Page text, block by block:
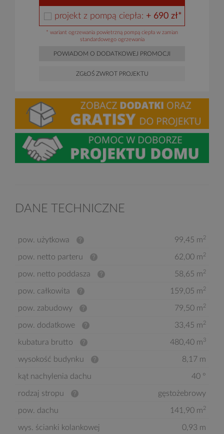
projekt z pompą ciepła: + 690 zł*
* wariant ogrzewania powietrzną pompą ciepła w zamian
standardowego ogrzewania
POWIADOM O DODATKOWEJ PROMOCJI
ZGŁOŚ ZWROT PROJEKTU
DANE TECHNICZNE
pow. użytkowa 99,45 m2
pow. netto parteru 62,00 m2
pow. netto poddasza 58,65 m2
pow. całkowita 159,05 m2
pow. zabudowy 79,50 m2
pow. dodatkowe 33,45 m2
kubatura brutto 480,40 m3
wysokość budynku 8,17 m
kąt nachylenia dachu 40 °
rodzaj stropu gęstożebrowy
pow. dachu 141,90 m2
wys. ścianki kolankowej 0,93 m